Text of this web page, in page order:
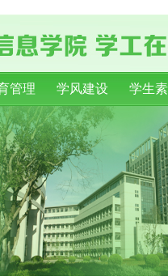
管理 学风建设 学生